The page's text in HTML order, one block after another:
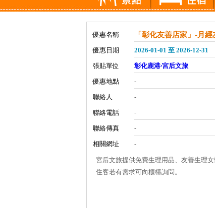
優惠名稱 「彰化友善店家」-月經
優惠日期 2026-01-01 至 2026-12-31
張貼單位 彰化鹿港‧宮后文旅
優惠地點 -
聯絡人 -
聯絡電話 -
聯絡傳真 -
相關網址 -
宮后文旅提供免費生理用品、友善生理女
住客若有需求可向櫃檯詢問。